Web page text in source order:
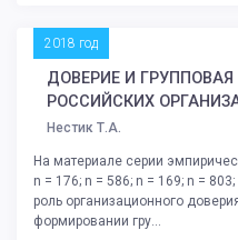
2018 год
ДОВЕРИЕ И
РОССИЙСКИХ
Нестик Т.А.
На материале серии
n = 176; n = 586; n = 169; n =
роль организационного
формировании гру...